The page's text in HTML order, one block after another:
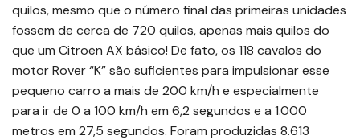
quilos, mesmo que o número final das primeiras unidades
fossem de cerca de 720 quilos, apenas mais quilos do
que um Citroën AX básico! De fato, os 118 cavalos do
motor Rover “K” são suficientes para impulsionar esse
pequeno carro a mais de 200 km/h e especialmente
para ir de 0 a 100 km/h em 6,2 segundos e a 1.000
metros em 27,5 segundos. Foram produzidas 8.613